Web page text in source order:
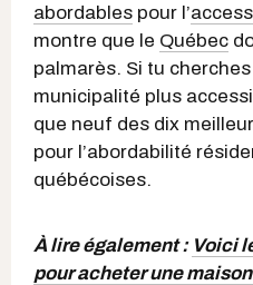
abordables pour l’
montre que le Québec
palmarès. Si tu
municipalité plus
que neuf des dix
pour l’abordabilité
québécoises.
À lire également : Voici
pour acheter une